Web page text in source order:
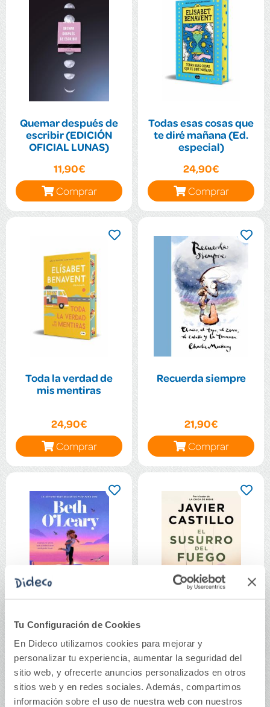
Tu Configuración de Cookies
En Dideco utilizamos cookies para mejorar y
personalizar tu experiencia, aumentar la seguridad del
sitio web, y ofrecerte anuncios personalizados en otros
sitios web y en redes sociales. Además, compartimos
información sobre el uso de nuestra web con nuestros
Quemar después de
escribir (EDICIÓN
OFICIAL LUNAS)
11,90€
Comprar
Todas esas cosas que
te diré mañana (Ed.
especial)
24,90€
Comprar
Toda la verdad de
mis mentiras
24,90€
Comprar
Recuerda siempre
21,90€
Comprar
A la deriva contigo
21,90€
Comprar
22,90€
Comprar